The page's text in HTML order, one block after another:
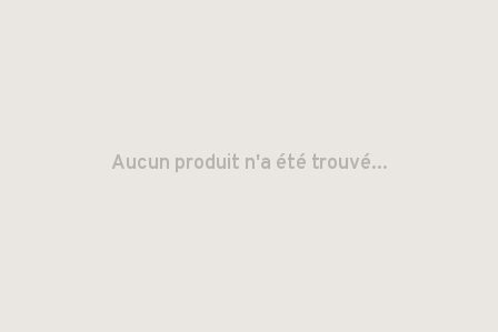
Aucun produit n'a été trouvé...